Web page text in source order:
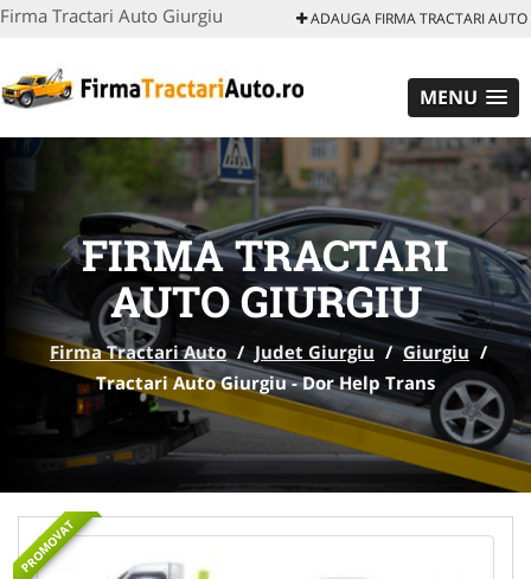
Firma Tractari Auto Giurgiu ADAUGA FIRMA TRACTARI AUTO
MENU
FIRMA TRACTARI
AUTO GIURGIU
Firma Tractari Auto / Judet Giurgiu / Giurgiu /
Tractari Auto Giurgiu - Dor Help Trans
PROMOVAT